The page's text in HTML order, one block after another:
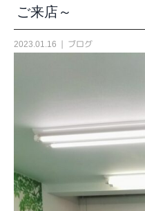
ご来店～
2023.01.16 ブログ